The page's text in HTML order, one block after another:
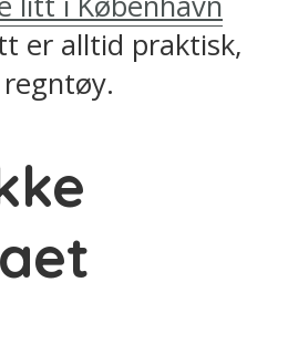
er alltid praktisk,